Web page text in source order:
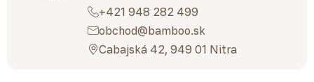
+421 948 282 499
obchod@bamboo.sk
Cabajská 42, 949 01 Nitra